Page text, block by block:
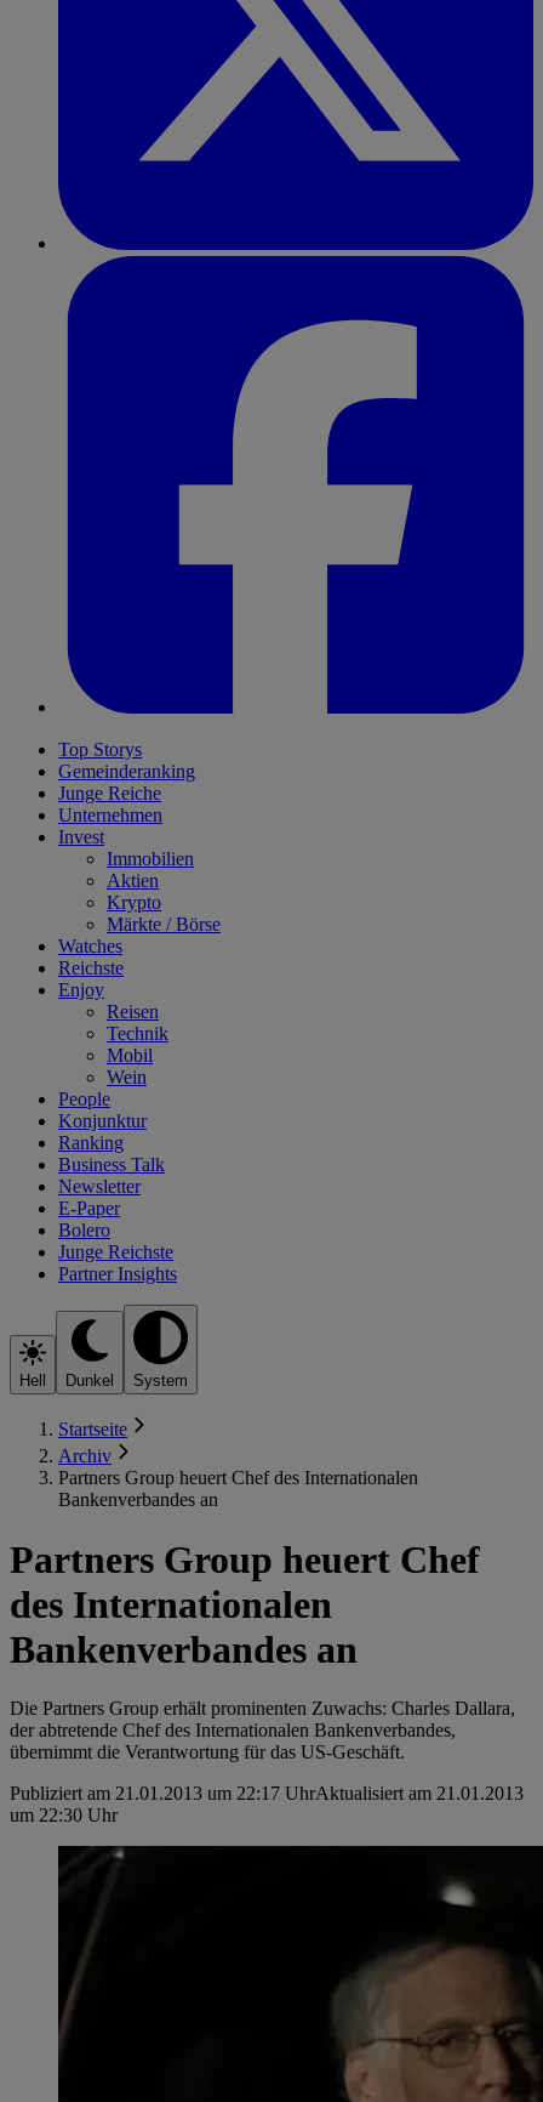
Top Storys
Gemeinderanking
Junge Reiche
Unternehmen
Invest
Immobilien
Aktien
Krypto
Märkte / Börse
Watches
Reichste
Enjoy
Reisen
Technik
Mobil
Wein
People
Konjunktur
Ranking
Business Talk
Newsletter
E-Paper
Bolero
Junge Reichste
Partner Insights
Hell Dunkel System
Startseite
Archiv
Partners Group heuert Chef des Internationalen
Bankenverbandes an
Partners Group heuert Chef
des Internationalen
Bankenverbandes an
Die Partners Group erhält prominenten Zuwachs: Charles Dallara,
der abtretende Chef des Internationalen Bankenverbandes,
übernimmt die Verantwortung für das US-Geschäft.
Publiziert am 21.01.2013 um 22:17 UhrAktualisiert am 21.01.2013
um 22:30 Uhr